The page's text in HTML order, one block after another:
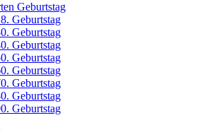
Geburtstag
Geburtstag
Geburtstag
Geburtstag
Geburtstag
Geburtstag
Geburtstag
Geburtstag
Geburtstag